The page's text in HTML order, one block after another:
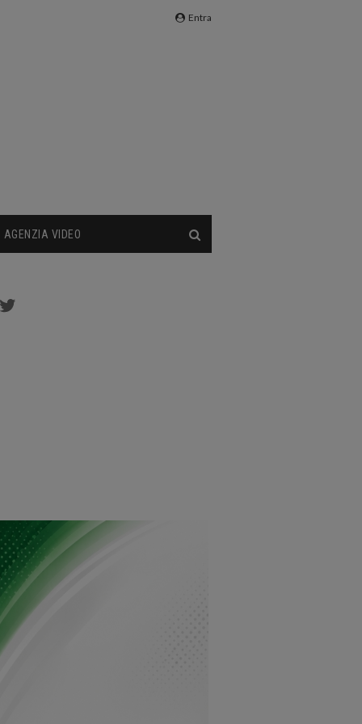
Entra
AGENZIA VIDEO